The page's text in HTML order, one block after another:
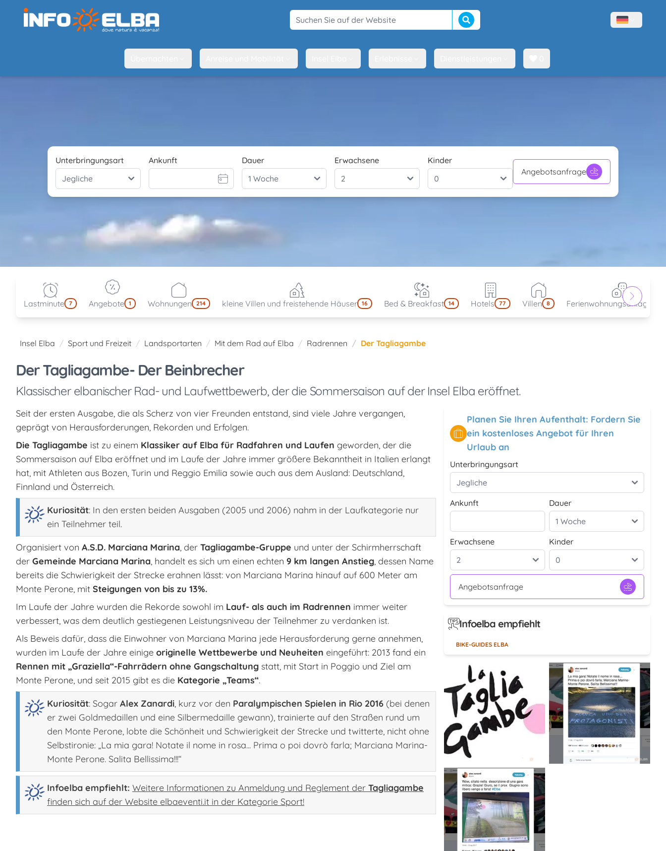
Suchen Sie auf der Website Suche beginnen Menù lingue
Unterbringungsart Ankunft Dauer Erwachsene
Kinder
Angebotsanfrage
Lastminute 7 Angebote 1 Wohnungen 214 kleine Villen und freistehende Häuser 16 Bed & Breakfast 14 Hotels 77 Villen 8 Ferienwohnungsanlagen
Insel Elba Sport und Freizeit Landsportarten Mit dem Rad auf Elba Radrennen Der Tagliagambe
Der Tagliagambe- Der Beinbrecher
Klassischer elbanischer Rad- und Laufwettbewerb, der die Sommersaison auf der Insel Elba eröffnet.
Seit der ersten Ausgabe, die als Scherz von vier Freunden entstand, sind viele Jahre vergangen,
geprägt von Herausforderungen, Rekorden und Erfolgen.
Die Tagliagambe ist zu einem Klassiker auf Elba für Radfahren und Laufen geworden, der die
Sommersaison auf Elba eröffnet und im Laufe der Jahre immer größere Bekanntheit in Italien erlangt
hat, mit Athleten aus Bozen, Turin und Reggio Emilia sowie auch aus dem Ausland: Deutschland,
Finnland und Österreich.
Kuriosität: In den ersten beiden Ausgaben (2005 und 2006) nahm in der Laufkategorie nur
ein Teilnehmer teil.
Organisiert von A.S.D. Marciana Marina, der Tagliagambe-Gruppe und unter der Schirmherrschaft
der Gemeinde Marciana Marina, handelt es sich um einen echten 9 km langen Anstieg, dessen Name
bereits die Schwierigkeit der Strecke erahnen lässt: von Marciana Marina hinauf auf 600 Meter am
Monte Perone, mit Steigungen von bis zu 13%.
Im Laufe der Jahre wurden die Rekorde sowohl im Lauf- als auch im Radrennen immer weiter
verbessert, was dem deutlich gestiegenen Leistungsniveau der Teilnehmer zu verdanken ist.
Als Beweis dafür, dass die Einwohner von Marciana Marina jede Herausforderung gerne annehmen,
wurden im Laufe der Jahre einige originelle Wettbewerbe und Neuheiten eingeführt: 2013 fand ein
Rennen mit „Graziella“-Fahrrädern ohne Gangschaltung statt, mit Start in Poggio und Ziel am
Monte Perone, und seit 2015 gibt es die Kategorie „Teams“.
Kuriosität: Sogar Alex Zanardi, kurz vor den Paralympischen Spielen in Rio 2016 (bei denen
er zwei Goldmedaillen und eine Silbermedaille gewann), trainierte auf den Straßen rund um
den Monte Perone, lobte die Schönheit und Schwierigkeit der Strecke und twitterte, nicht ohne
Selbstironie: „La mia gara! Notate il nome in rosa... Prima o poi dovrò farla; Marciana Marina-
Monte Perone. Salita Bellissima!!!“
Infoelba empfiehlt: Weitere Informationen zu Anmeldung und Reglement der Tagliagambe
finden sich auf der Website elbaeventi.it in der Kategorie Sport!
Planen Sie Ihren Aufenthalt: Fordern Sie
ein kostenloses Angebot für Ihren
Urlaub an
Unterbringungsart
Ankunft Dauer
Erwachsene Kinder
Angebotsanfrage
Infoelba empfiehlt
BIKE-GUIDES ELBA